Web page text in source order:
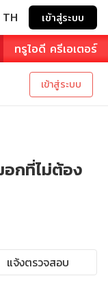
TH เข้าสู่ระบบ
ทรูไอดี ครีเอเตอร์
เข้าสู่ระบบ
อกที่ไม่ต้อง
แจ้งตรวจสอบ